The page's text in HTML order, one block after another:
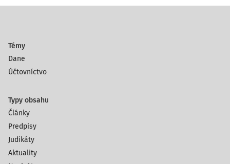
Témy
Dane
Účtovníctvo
Typy obsahu
Články
Predpisy
Judikáty
Aktuality